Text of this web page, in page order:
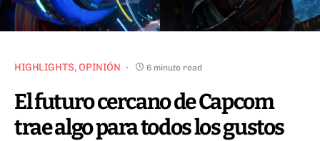
HIGHLIGHTS OPINIÓN 6 minute read
El futuro cercano de Capcom
trae algo para todos los gustos